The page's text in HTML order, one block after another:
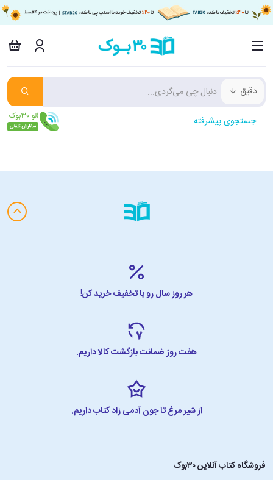
دقیق
جستجوی پیشرفته
هر روز سال رو با تخفیف خرید کن!
هفت روز ضمانت بازگشت کالا داریم.
از شیر مرغ تا جون آدمی زاد کتاب داریم.
فروشگاه کتاب آنلاین ۳۰بوک